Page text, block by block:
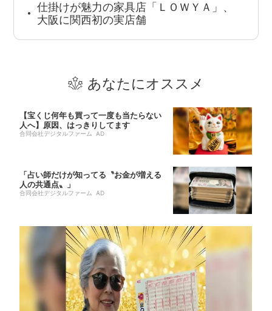
仕掛けが魅力の家具店「ＬＯＷＹＡ」、
大阪に関西初の実店舗
あなたにオススメ
【宝くじ何年も買って一度も当たらない
人へ】原因、はっきりしてます
合同会社デジタルファーム AD
「占い師だけが知ってる〝お金が増える
人の共通点〟」
合同会社デジタルファーム AD